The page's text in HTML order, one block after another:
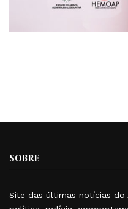
SOBRE
Site das últimas notícias do